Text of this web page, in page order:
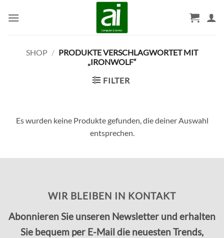
Inhalt
SHOP / PRODUKTE VERSCHLAGWORTET MIT
„IRONWOLF“
FILTER
Es wurden keine Produkte gefunden, die deiner Auswahl
entsprechen.
WIR BLEIBEN IN KONTAKT
Abonnieren Sie unseren Newsletter und erhalten
Sie bequem per E-Mail die neuesten Trends,